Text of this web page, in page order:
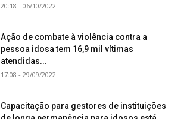
20:18 - 06/10/2022
Ação de combate à violência contra a
pessoa idosa tem 16,9 mil vítimas
atendidas...
17:08 - 29/09/2022
Capacitação para gestores de instituições